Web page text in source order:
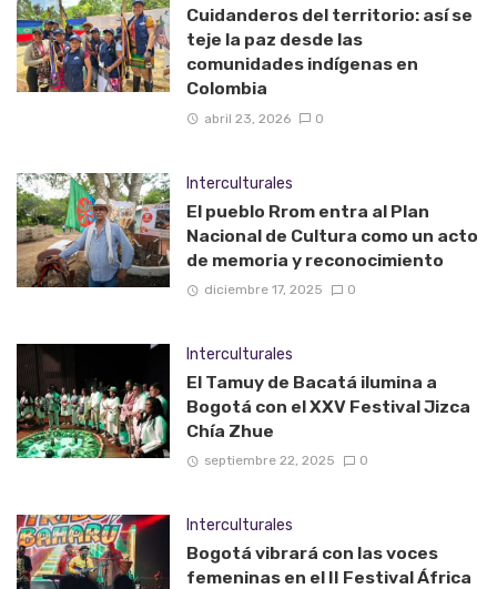
Cuidanderos del territorio: así se
teje la paz desde las
comunidades indígenas en
Colombia
abril 23, 2026 0
Interculturales
El pueblo Rrom entra al Plan
Nacional de Cultura como un acto
de memoria y reconocimiento
diciembre 17, 2025 0
Interculturales
El Tamuy de Bacatá ilumina a
Bogotá con el XXV Festival Jizca
Chía Zhue
septiembre 22, 2025 0
Interculturales
Bogotá vibrará con las voces
femeninas en el II Festival África